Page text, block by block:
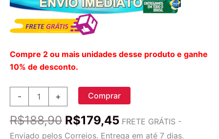
Compre 2 ou mais unidades desse produto e ganhe
10% de desconto.
-
Piedra
+ Comprar
R$188,90 O
preço
R$179,45O
preço
FRETE GRÁTIS -
Enviado pelos Correios. Entrega em até 7 dias.